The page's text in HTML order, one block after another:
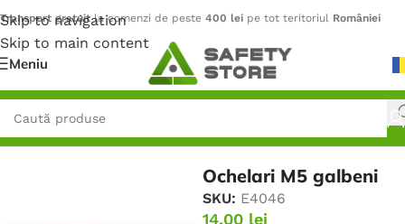
Skip to navigation
Skip to main content
Transport gratuitla comenzi de peste 400 lei pe tot teritoriul României
Meniu
Prima pagină/Protecție pentru ochi Ochelari de protecție
Ochelari M5 galbeni
SKU: E4046
14,00 lei